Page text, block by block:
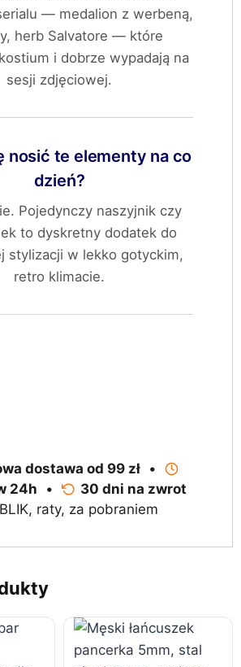
— medalion z werbeną,
herb Salvatore — które
i dobrze wypadają na
sesji zdjęciowej.
nosić te elementy na co
dzień?
Pojedynczy naszyjnik czy
to dyskretny dodatek do
stylizacji w lekko gotyckim,
retro klimacie.
dostawa od 99 zł •
24h •
30 dni na zwrot
BLIK, raty, za pobraniem